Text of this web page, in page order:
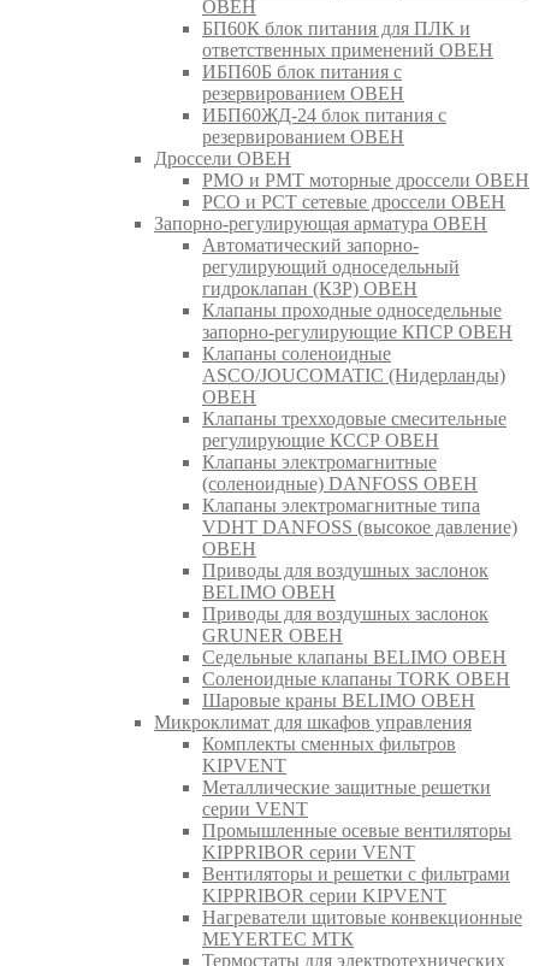
ОВЕН
БП60К блок питания для ПЛК и
ответственных применений ОВЕН
ИБП60Б блок питания с
резервированием ОВЕН
ИБП60ЖД-24 блок питания с
резервированием ОВЕН
Дроссели ОВЕН
РМО и РМТ моторные дроссели ОВЕН
РСО и РСТ сетевые дроссели ОВЕН
Запорно-регулирующая арматура ОВЕН
Автоматический запорно-
регулирующий односедельный
гидроклапан (КЗР) ОВЕН
Клапаны проходные односедельные
запорно-регулирующие КПСР ОВЕН
Клапаны соленоидные
ASCO/JOUCOMATIC (Нидерланды)
ОВЕН
Клапаны трехходовые смесительные
регулирующие КССР ОВЕН
Клапаны электромагнитные
(соленоидные) DANFOSS ОВЕН
Клапаны электромагнитные типа
VDHT DANFOSS (высокое давление)
ОВЕН
Приводы для воздушных заслонок
BELIMO ОВЕН
Приводы для воздушных заслонок
GRUNER ОВЕН
Седельные клапаны BELIMO ОВЕН
Соленоидные клапаны TORK ОВЕН
Шаровые краны BELIMO ОВЕН
Микроклимат для шкафов управления
Комплекты сменных фильтров
KIPVENT
Металлические защитные решетки
серии VENT
Промышленные осевые вентиляторы
KIPPRIBOR серии VENT
Вентиляторы и решетки с фильтрами
KIPPRIBOR серии KIPVENT
Нагреватели щитовые конвекционные
MEYERTEC МТК
Термостаты для электротехнических